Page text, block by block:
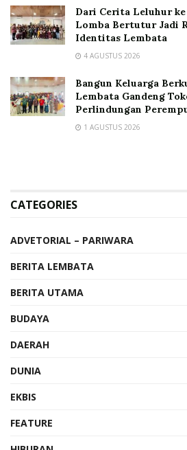
Dari Cerita Leluhur ke
Lomba Bertutur Jadi
Identitas Lembata
4 AGUSTUS 2026
Bangun Keluarga
Lembata Gandeng
Perlindungan
1 AGUSTUS 2026
CATEGORIES
ADVETORIAL – PARIWARA
BERITA LEMBATA
BERITA UTAMA
BUDAYA
DAERAH
DUNIA
EKBIS
FEATURE